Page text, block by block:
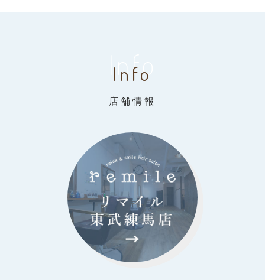
Info
Info
店舗情報